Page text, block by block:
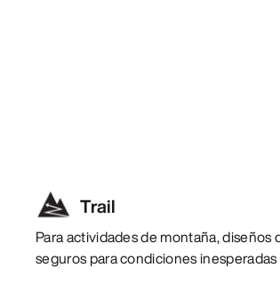
Trail
Para actividades de montaña, diseños
seguros para condiciones